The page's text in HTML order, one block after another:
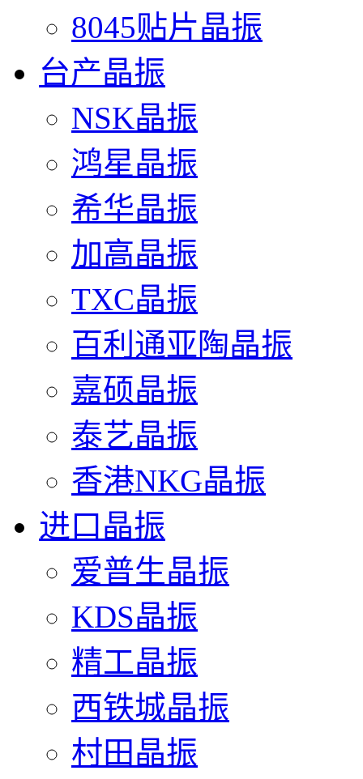
8045贴片晶振
台产晶振
NSK晶振
鸿星晶振
希华晶振
加高晶振
TXC晶振
百利通亚陶晶振
嘉硕晶振
泰艺晶振
香港NKG晶振
进口晶振
爱普生晶振
KDS晶振
精工晶振
西铁城晶振
村田晶振